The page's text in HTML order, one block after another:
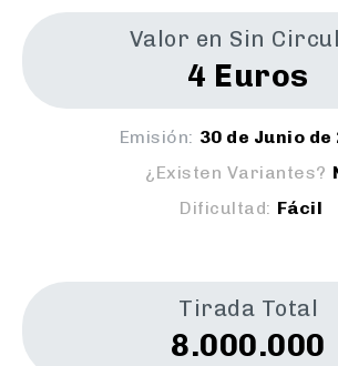
Valor en Sin
4 Euros
Emisión: 30 de Junio de
¿Existen Variantes?
Dificultad: Fácil
Tirada Total
8.000.000